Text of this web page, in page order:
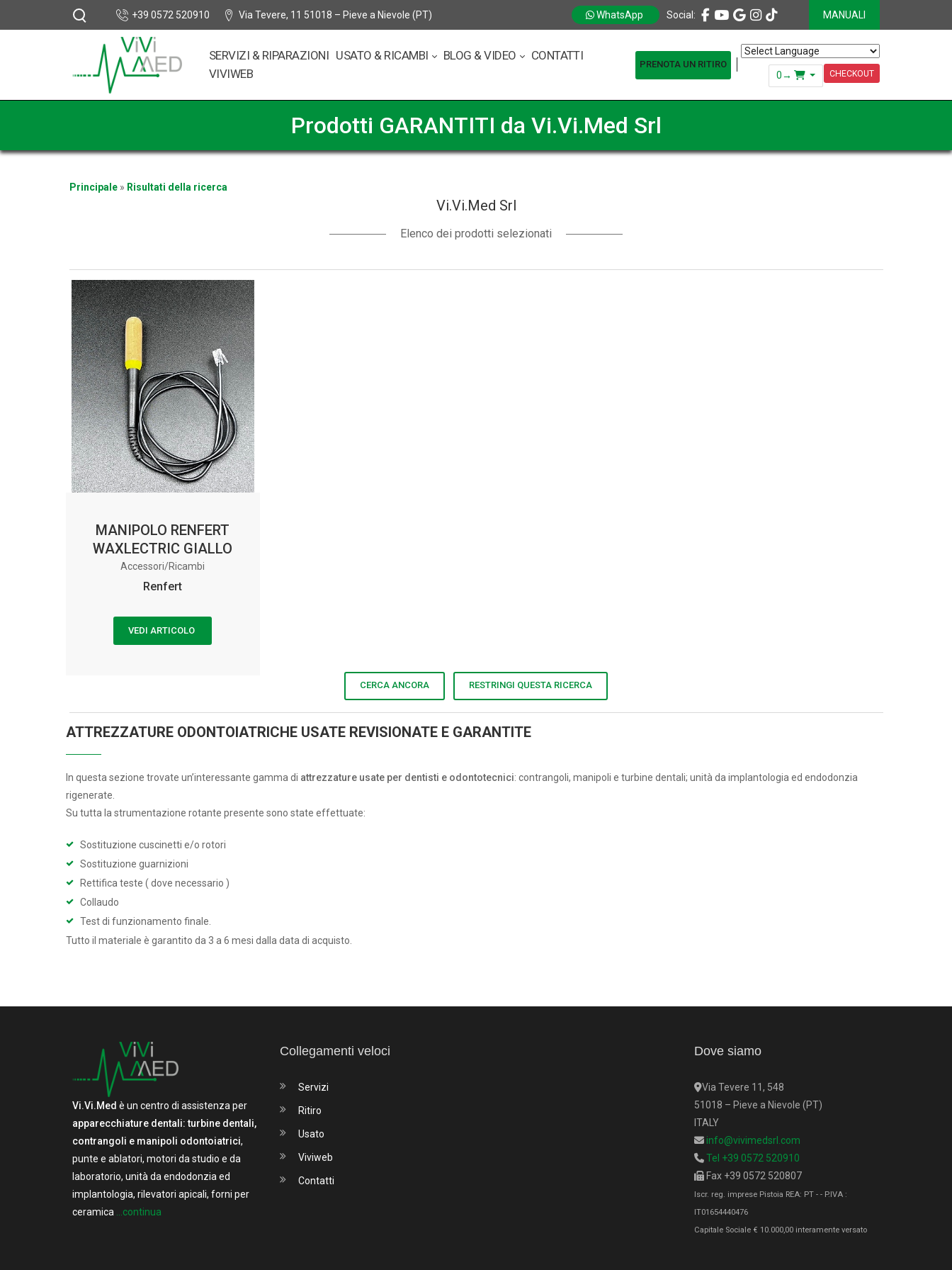
+39 0572 520910 Via Tevere, 11 51018 – Pieve a Nievole (PT) WhatsApp Social: MANUALI
SERVIZI & RIPARAZIONI USATO & RICAMBI BLOG & VIDEO
CONTATTI
VIVIWEB
PRENOTA UN RITIRO Powered by Translate
0→ CHECKOUT
Prodotti GARANTITI da Vi.Vi.Med Srl
Principale» Risultati della ricerca
Vi.Vi.Med Srl
Elenco dei prodotti selezionati
MANIPOLO RENFERT
WAXLECTRIC GIALLO
Accessori/Ricambi
Renfert
VEDI ARTICOLO
CERCA ANCORA RESTRINGI QUESTA RICERCA
ATTREZZATURE ODONTOIATRICHE USATE REVISIONATE E GARANTITE
In questa sezione trovate un’interessante gamma di attrezzature usate per dentisti e odontotecnici: contrangoli, manipoli e turbine dentali; unità da implantologia ed endodonzia
rigenerate.
Su tutta la strumentazione rotante presente sono state effettuate:
Sostituzione cuscinetti e/o rotori
Sostituzione guarnizioni
Rettifica teste ( dove necessario )
Collaudo
Test di funzionamento finale.
Tutto il materiale è garantito da 3 a 6 mesi dalla data di acquisto.
Vi.Vi.Med è un centro di assistenza per
apparecchiature dentali: turbine dentali,
contrangoli e manipoli odontoiatrici,
punte e ablatori, motori da studio e da
laboratorio, unità da endodonzia ed
implantologia, rilevatori apicali, forni per
ceramica
...continua
Collegamenti veloci
Servizi
Ritiro
Usato
Viviweb
Contatti
Dove siamo
Via Tevere 11, 548
51018 – Pieve a Nievole (PT)
ITALY
info@vivimedsrl.com
Tel +39 0572 520910
Fax +39 0572 520807
Iscr. reg. imprese Pistoia REA: PT - - P.IVA :
IT01654440476
Capitale Sociale € 10.000,00 interamente versato